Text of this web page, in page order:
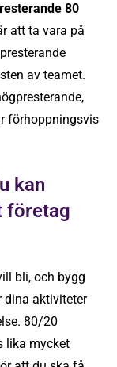
80
att ta vara på
av teamet.
förhoppningsvis
kan
företag
bli, och bygg
dina aktiviteter
80/20
lika mycket